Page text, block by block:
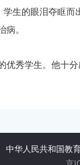
学生的眼泪夺眶
。
优秀学生。他十
中华人民共和国教